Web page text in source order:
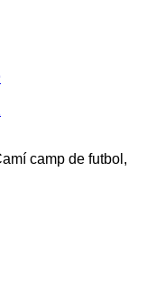
camp de futbol,